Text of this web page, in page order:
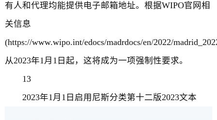
有人和代理均能提供电子邮箱地址。根据WIPO官网相
关信息
(https://www.wipo.int/edocs/madrdocs/en/2022/
从2023年1月1日起，这将成为一项强制性要求。
13
2023年1月1日启用尼斯分类第十二版2023文本